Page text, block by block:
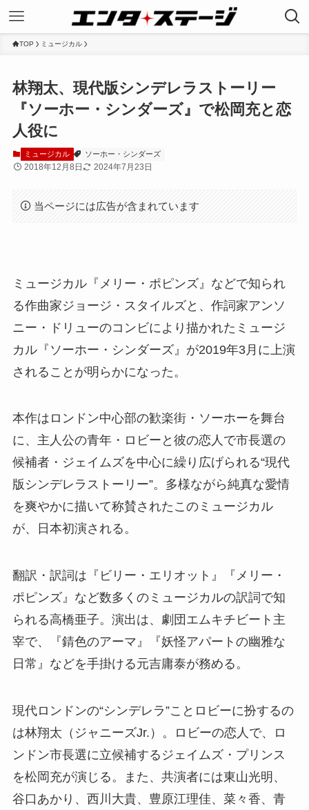
TOP ミュージカル
林翔太、現代版シンデレラストーリー
『ソーホー・シンダーズ』で松岡充と恋
人役に
ミュージカル ソーホー・シンダーズ
2018年12月8日 2024年7月23日
当ページには広告が含まれています
ミュージカル『メリー・ポピンズ』などで知られ
る作曲家ジョージ・スタイルズと、作詞家アンソ
ニー・ドリューのコンビにより描かれたミュージ
カル『ソーホー・シンダーズ』が2019年3月に上演
されることが明らかになった。
本作はロンドン中心部の歓楽街・ソーホーを舞台
に、主人公の青年・ロビーと彼の恋人で市長選の
候補者・ジェイムズを中心に繰り広げられる“現代
版シンデレラストーリー”。多様ながら純真な愛情
を爽やかに描いて称賛されたこのミュージカル
が、日本初演される。
翻訳・訳詞は『ビリー・エリオット』『メリー・
ポピンズ』など数多くのミュージカルの訳詞で知
られる高橋亜子。演出は、劇団エムキチビート主
宰で、『錆色のアーマ』『妖怪アパートの幽雅な
日常』などを手掛ける元吉庸泰が務める。
現代ロンドンの“シンデレラ”ことロビーに扮するの
は林翔太（ジャニーズJr.）。ロビーの恋人で、ロ
ンドン市長選に立候補するジェイムズ・プリンス
を松岡充が演じる。また、共演者には東山光明、
谷口あかり、西川大貴、豊原江理佳、菜々香、青